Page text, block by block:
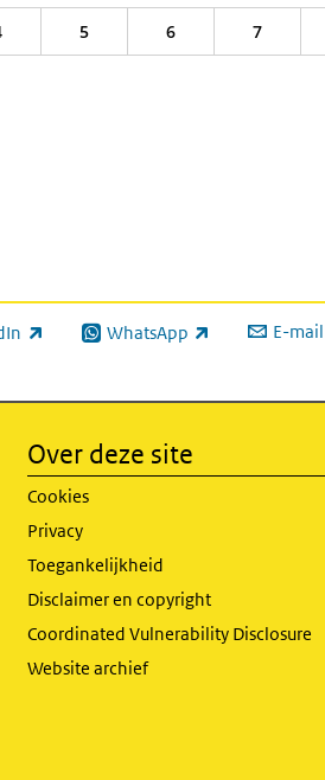
5 6 7
WhatsApp
(externe link) E-mail
Over deze site
Cookies
Privacy
Toegankelijkheid
Disclaimer en copyright
Coordinated Vulnerability Disclosure
Website archief